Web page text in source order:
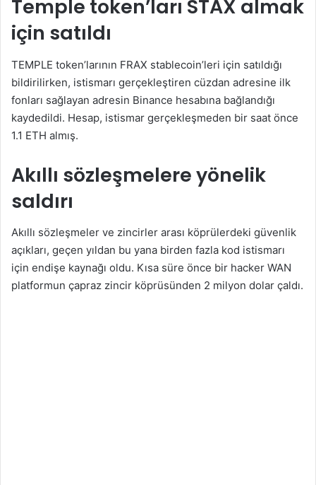
Temple token’ları STAX almak
için satıldı
TEMPLE token’larının FRAX stablecoin’leri için satıldığı
bildirilirken, istismarı gerçekleştiren cüzdan adresine ilk
fonları sağlayan adresin Binance hesabına bağlandığı
kaydedildi. Hesap, istismar gerçekleşmeden bir saat önce
1.1 ETH almış.
Akıllı sözleşmelere yönelik
saldırı
Akıllı sözleşmeler ve zincirler arası köprülerdeki güvenlik
açıkları, geçen yıldan bu yana birden fazla kod istismarı
için endişe kaynağı oldu. Kısa süre önce bir hacker WAN
platformun çapraz zincir köprüsünden 2 milyon dolar çaldı.